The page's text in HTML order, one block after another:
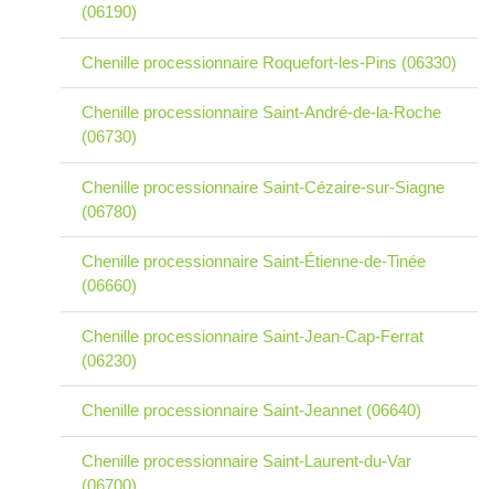
(06190)
Chenille processionnaire Roquefort-les-Pins (06330)
Chenille processionnaire Saint-André-de-la-Roche
(06730)
Chenille processionnaire Saint-Cézaire-sur-Siagne
(06780)
Chenille processionnaire Saint-Étienne-de-Tinée
(06660)
Chenille processionnaire Saint-Jean-Cap-Ferrat
(06230)
Chenille processionnaire Saint-Jeannet (06640)
Chenille processionnaire Saint-Laurent-du-Var
(06700)